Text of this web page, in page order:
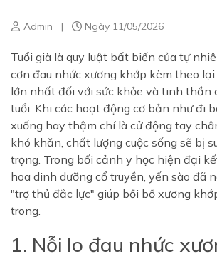
Admin | Ngày 11/05/2026
Tuổi già là quy luật bất biến của tự
cơn đau nhức xương khớp kèm theo
lớn nhất đối với sức khỏe và tinh thần
tuổi. Khi các hoạt động cơ bản như đi
xuống hay thậm chí là cử động tay
khó khăn, chất lượng cuộc sống sẽ bị
trọng. Trong bối cảnh y học hiện đại
hoa dinh dưỡng cổ truyền, yến sào đã
"trợ thủ đắc lực" giúp bồi bổ xương
trong.
1. Nỗi lo đau nhức